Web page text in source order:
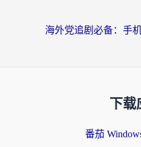
下载
番茄